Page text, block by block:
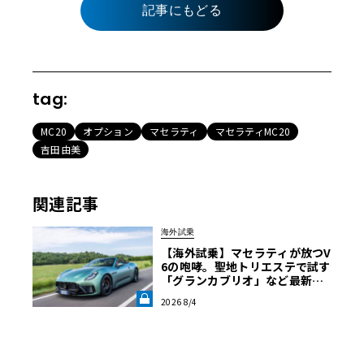
記事にもどる
tag:
MC20 オプション マセラティ
マセラティMC20
吉田由美
関連記事
海外試乗
【海外試乗】マセラティが放つV
6の咆哮。聖地トリエステで試す
「グランカブリオ」など最新ト
LANT LAB》
2026 8/4